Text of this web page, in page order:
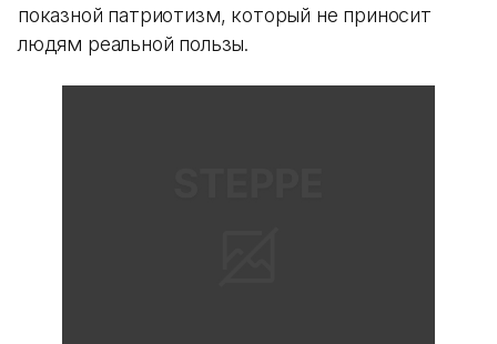
показной патриотизм, который не приносит
людям реальной пользы.